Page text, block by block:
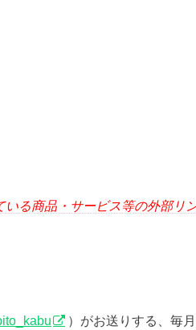
る商品・サービス等の外部リ
）がお送りする、毎